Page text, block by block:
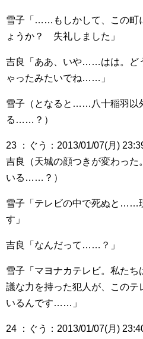
雪子「……もしかして、この町
ょうか？ 失礼しました」
吉良「ああ、いや……はは。ど
ゃったみたいでね……」
雪子（となると……八十稲羽以
る……？）
23 ：ぐう：2013/01/07(月)
吉良（天城の顔つきが変わっ
いる……？）
雪子「テレビの中で死ぬと……
す」
吉良「なんだって……？」
雪子「マヨナカテレビ。私た
議な力を持った犯人が、このテ
いるんです……」
24 ：ぐう：2013/01/07(月)